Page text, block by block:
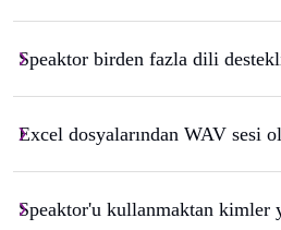
Speaktor birden fazla dili
Excel dosyalarından WAV sesi
Speaktor'u kullanmaktan kimler